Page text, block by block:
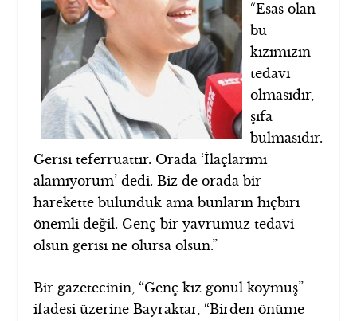
“Esas olan
bu
kızımızın
tedavi
olmasıdır,
şifa
bulmasıdır.
Gerisi teferruattır. Orada ‘İlaçlarımı
alamıyorum’ dedi. Biz de orada bir
harekette bulunduk ama bunların hiçbiri
önemli değil. Genç bir yavrumuz tedavi
olsun gerisi ne olursa olsun.”
Bir gazetecinin, “Genç kız gönül koymuş”
ifadesi üzerine Bayraktar, “Birden önüme